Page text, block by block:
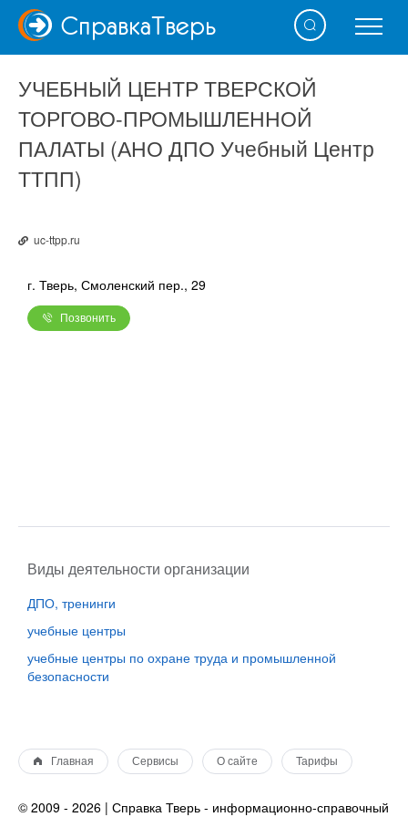
СправкаТверь
УЧЕБНЫЙ ЦЕНТР ТВЕРСКОЙ
ТОРГОВО-ПРОМЫШЛЕННОЙ
ПАЛАТЫ (АНО ДПО Учебный Центр
ТТПП)
uc-ttpp.ru
г. Тверь, Смоленский пер., 29
Позвонить
Виды деятельности организации
ДПО, тренинги
учебные центры
учебные центры по охране труда и промышленной
безопасности
Главная Сервисы О сайте Тарифы
© 2009 - 2026 | Справка Тверь - информационно-справочный